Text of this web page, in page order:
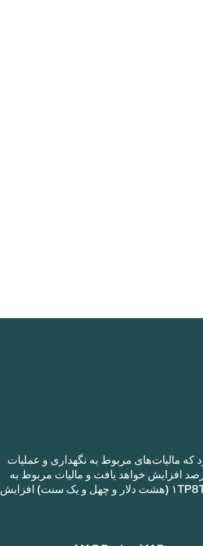
که مالیات‌های مربوط به نگهداری و عملیات
به نرخ مالیات سال گذشته افزایش می‌دهد. این نرخ مالیات عملاً ۸ درصد افزایش خواهد یافت و مالیات مربوط به
نگهداری و عملیات یک خانه با متراژ ۱TP8T100,000 متر مربع را تقریباً ۱TP8T8.41 (هشت دلار و چهل و یک سنت) افزایش